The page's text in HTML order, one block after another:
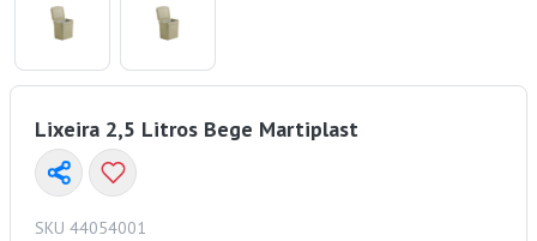
Lixeira 2,5 Litros Bege Martiplast
SKU 44054001